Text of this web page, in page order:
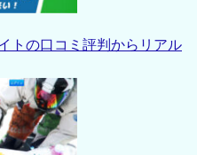
トの口コミ評判からリアル